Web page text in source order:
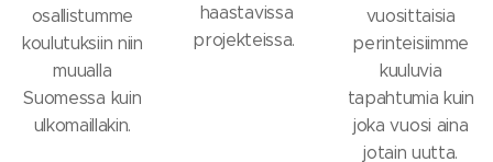
osallistumme
koulutuksiin niin
muualla
Suomessa kuin
ulkomaillakin.
haastavissa
projekteissa.
vuosittaisia
perinteisiimme
kuuluvia
tapahtumia kuin
joka vuosi aina
jotain uutta.